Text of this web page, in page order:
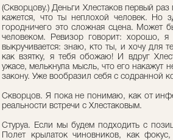
(Скворцову.) Деньги Хлестаков первый
кажется, что ты неплохой человек. Но
городничего это сложная сцена. Может
человеком. Ревизор говорит: хорошо,
выкручивается: знаю, кто ты, и хочу для
как взятку, я тебя обожаю! И вдруг
ужасе, мелькнула мысль, что его накажут
закону. Уже вообразил себя с содранной
Скворцов. Я пока не понимаю, как от
реальности встречи с Хлестаковым.
Стуруа. Если мы будем подходить с
Полет крылаток чиновников, как